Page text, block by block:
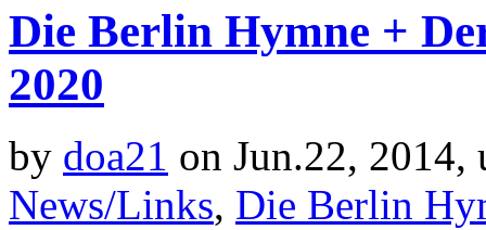
Die Berlin Hymne +
2020
by doa21 on Jun.22, 2014,
News/Links, Die Berlin